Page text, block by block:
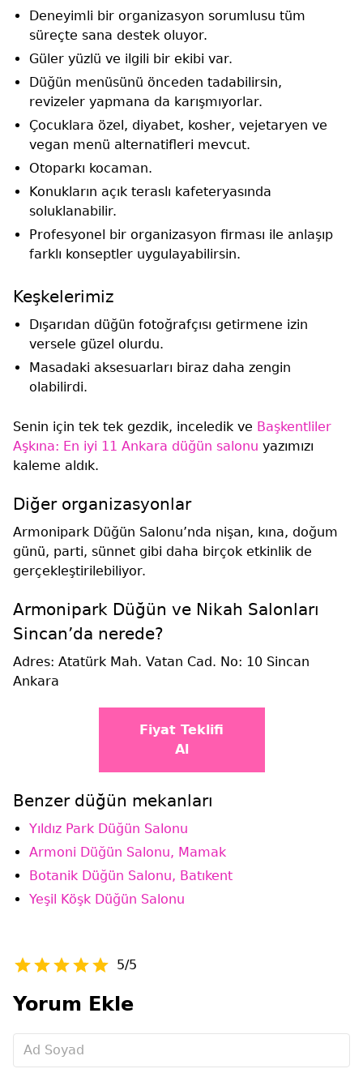
Deneyimli bir organizasyon sorumlusu tüm
süreçte sana destek oluyor.
Güler yüzlü ve ilgili bir ekibi var.
Düğün menüsünü önceden tadabilirsin,
revizeler yapmana da karışmıyorlar.
Çocuklara özel, diyabet, kosher, vejetaryen ve
vegan menü alternatifleri mevcut.
Otoparkı kocaman.
Konukların açık teraslı kafeteryasında
soluklanabilir.
Profesyonel bir organizasyon firması ile anlaşıp
farklı konseptler uygulayabilirsin.
Keşkelerimiz
Dışarıdan düğün fotoğrafçısı getirmene izin
versele güzel olurdu.
Masadaki aksesuarları biraz daha zengin
olabilirdi.
Senin için tek tek gezdik, inceledik ve Başkentliler
Aşkına: En iyi 11 Ankara düğün salonu yazımızı
kaleme aldık.
Diğer organizasyonlar
Armonipark Düğün Salonu’nda nişan, kına, doğum
günü, parti, sünnet gibi daha birçok etkinlik de
gerçekleştirilebiliyor.
Armonipark Düğün ve Nikah Salonları
Sincan’da nerede?
Adres: Atatürk Mah. Vatan Cad. No: 10 Sincan
Ankara‎
Fiyat Teklifi
Al
Benzer düğün mekanları
Yıldız Park Düğün Salonu
Armoni Düğün Salonu, Mamak
Botanik Düğün Salonu, Batıkent
Yeşil Köşk Düğün Salonu
5/5
Yorum Ekle